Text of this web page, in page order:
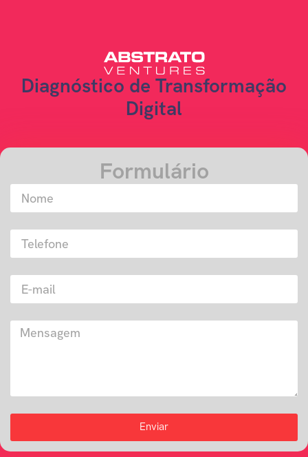
Diagnóstico de Transformação
Digital
Formulário
Enviar